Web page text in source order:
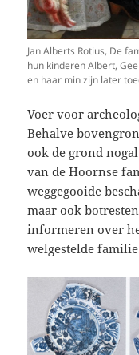
Jan Alberts Rotius, De
hun kinderen Albert,
en haar min zijn later
Voer voor
Behalve
ook de grond
van de Hoornse
weggegooide
maar ook
informeren over
welgestelde